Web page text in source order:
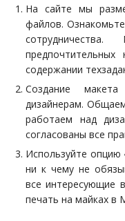
На сайте мы
файлов.
содержании
Создание
дизайнерам.
работаем над
согласованы все
Используйте опцию
ни к чему не
все интересующие
печать на майках в